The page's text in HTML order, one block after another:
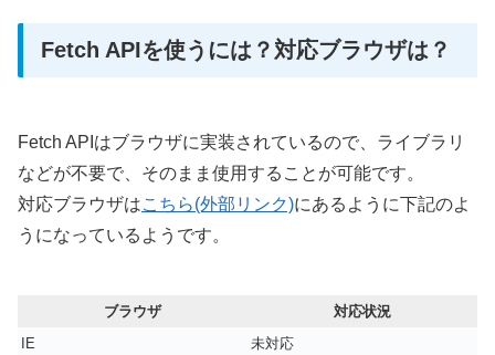
Fetch APIを使うには？対応ブラウザは？
Fetch APIはブラウザに実装されているので、ライブラリ
などが不要で、そのまま使用することが可能です。
対応ブラウザはこちら(外部リンク)にあるように下記のよ
うになっているようです。
ブラウザ
対応状況
IE
未対応